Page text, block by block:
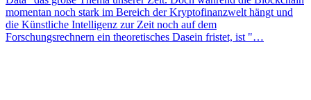
momentan noch stark im Bereich der Kryptofinanzwelt hängt und
die Künstliche Intelligenz zur Zeit noch auf dem
Forschungsrechnern ein theoretisches Dasein fristet, ist "…